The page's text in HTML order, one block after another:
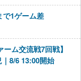
で1ゲーム差
ム交流戦7回戦】
8/6 13:00開始